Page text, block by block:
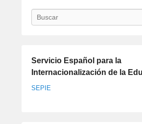
Buscar
Servicio Español para la
Internacionalización de la
SEPIE